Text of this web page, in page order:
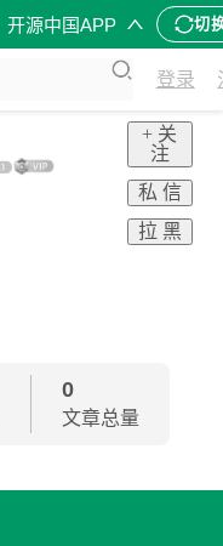
开源中国APP 切
登录
+ 关
注
私 信
拉 黑
0
文章总量